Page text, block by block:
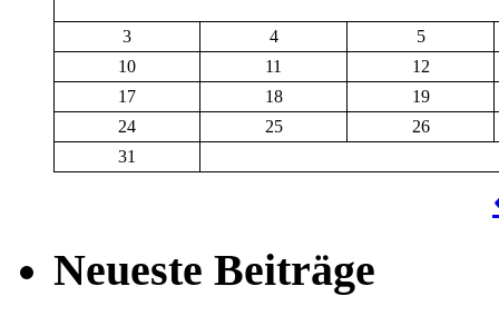
3 4
5
10
11
12
17
18
19
24
25
26
31
Neueste Beiträge